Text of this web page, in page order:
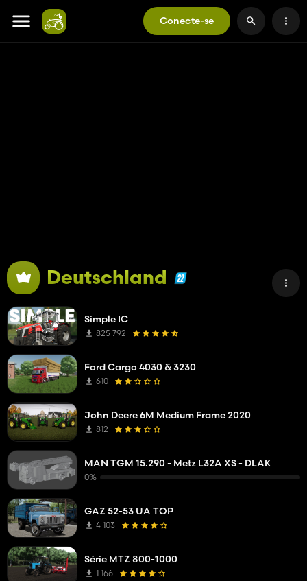
Conecte-se
Deutschland
Simple IC
825 792
Ford Cargo 4030 & 3230
610
John Deere 6M Medium Frame 2020
812
MAN TGM 15.290 - Metz L32A XS - DLAK
0%
GAZ 52-53 UA TOP
4 103
Série MTZ 800-1000
1 166